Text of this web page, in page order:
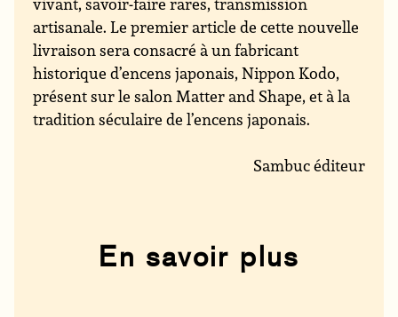
artisanale. Le premier article de cette nouvelle
livraison sera consacré à un fabricant
historique d’encens japonais, Nippon Kodo,
présent sur le salon Matter and Shape, et à la
tradition séculaire de l’encens japonais.
Sambuc éditeur
En savoir plus